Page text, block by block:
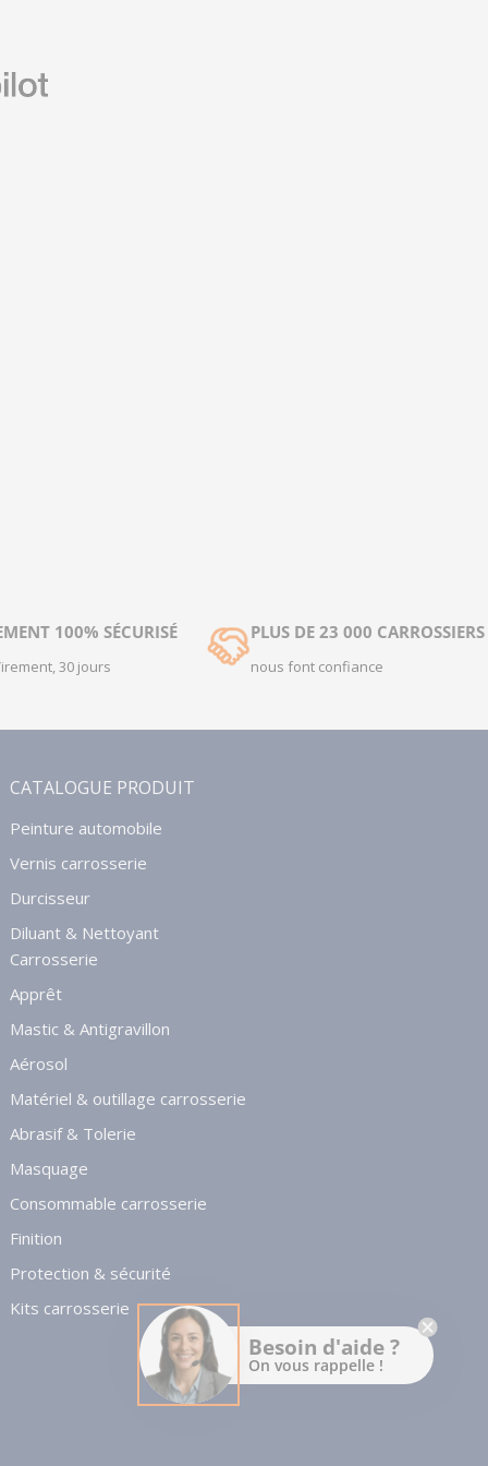
100% SÉCURISÉ
30 jours
PLUS DE 23 000 CARROSSIERS
nous font confiance
CATALOGUE PRODUIT
Peinture automobile
Vernis carrosserie
Durcisseur
Diluant & Nettoyant
Carrosserie
Apprêt
Mastic & Antigravillon
Aérosol
Matériel & outillage carrosserie
Abrasif & Tolerie
Masquage
Consommable carrosserie
Finition
Protection & sécurité
Kits carrosserie
Besoin d'aide ?
On vous rappelle !